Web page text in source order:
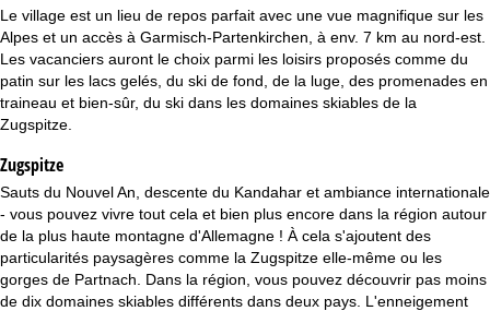
c
u
e
l
Le village est un lieu de repos parfait avec une vue magnifique sur les
Alpes et un accès à Garmisch-Partenkirchen, à env. 7 km au nord-est.
Les vacanciers auront le choix parmi les loisirs proposés comme du
patin sur les lacs gelés, du ski de fond, de la luge, des promenades en
traineau et bien-sûr, du ski dans les domaines skiables de la
Zugspitze.
Zugspitze
Sauts du Nouvel An, descente du Kandahar et ambiance internationale
- vous pouvez vivre tout cela et bien plus encore dans la région autour
de la plus haute montagne d'Allemagne ! À cela s'ajoutent des
particularités paysagères comme la Zugspitze elle-même ou les
gorges de Partnach. Dans la région, vous pouvez découvrir pas moins
de dix domaines skiables différents dans deux pays. L'enneigement